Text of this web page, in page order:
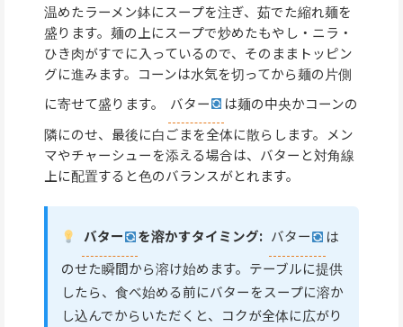
温めたラーメン鉢にスープを注ぎ、茹でた縮れ麺を
盛ります。麺の上にスープで炒めたもやし・ニラ・
ひき肉がすでに入っているので、そのままトッピン
グに進みます。コーンは水気を切ってから麺の片側
に寄せて盛ります。
バター
は麺の中央かコーンの
隣にのせ、最後に白ごまを全体に散らします。メン
マやチャーシューを添える場合は、バターと対角線
上に配置すると色のバランスがとれます。
バター を溶かすタイミング: バター
は
のせた瞬間から溶け始めます。テーブルに提供
したら、食べ始める前にバターをスープに溶か
し込んでからいただくと、コクが全体に広がり